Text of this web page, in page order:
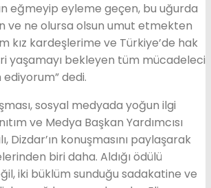
eğmeyip eyleme geçen, bu uğurda
ve ne olursa olsun umut etmekten
kız kardeşlerime ve Türkiye’de hak
yaşamayı bekleyen tüm mücadeleci
dedi.
sosyal medyada yoğun ilgi
ve Medya Başkan Yardımcısı
Dizdar’ın konuşmasını paylaşarak
biri daha. Aldığı ödülü
iki büklüm sunduğu sadakatine ve